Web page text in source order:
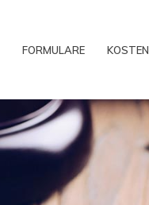
FORMULARE KOSTEN